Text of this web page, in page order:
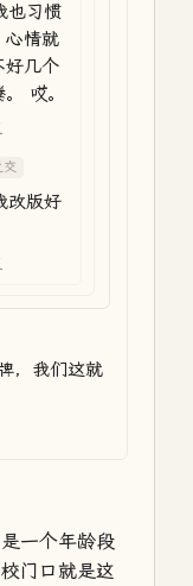
也习惯
心情就
好几个
哎。
交
改版好
，我们这就
一个年龄段
门口就是这